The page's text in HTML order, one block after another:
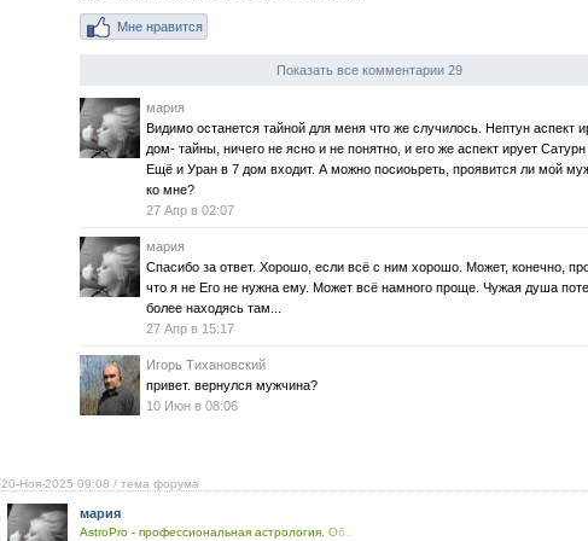
Мне нравится
Показать все комментарии 29
мария
Видимо останется тайной для меня что же случилось. Нептун аспект
дом- тайны, ничего не ясно и не понятно, и его же аспект ирует Сатурн
Ещё и Уран в 7 дом входит. А можно посиоьреть, проявится ли мой
ко мне?
27 Апр в 02:07
мария
Спасибо за ответ. Хорошо, если всё с ним хорошо. Может, конечно,
что я не Его не нужна ему. Может всё намного проще. Чужая душа
более находясь там...
27 Апр в 15:17
Игорь Тихановский
привет. вернулся мужчина?
10 Июн в 08:06
20-Ноя-2025 09:08 / тема форума
мария
AstroPro - профессиональная астрология. Об...